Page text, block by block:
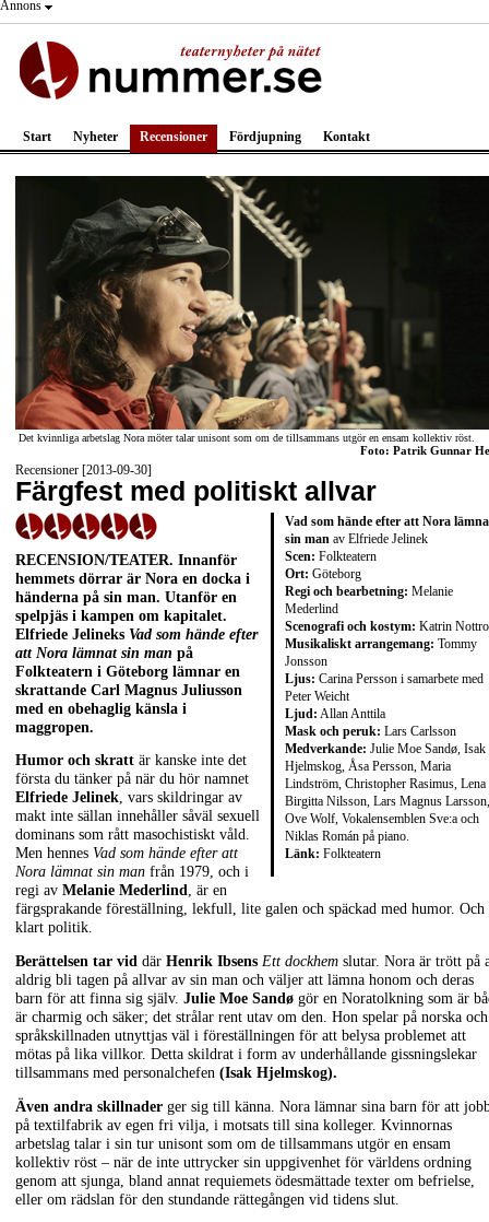
Annons
Start Nyheter Recensioner Fördjupning Kontakt
Det kvinnliga arbetslag Nora möter talar unisont som om de tillsammans utgör en ensam kollektiv röst.
Foto: Patrik Gunnar
Recensioner [2013-09-30]
Färgfest med politiskt allvar
Vad som hände efter att Nora
sin man av Elfriede Jelinek
Scen: Folkteatern
Ort: Göteborg
Regi och bearbetning: Melanie
Mederlind
Scenografi och kostym: Katrin
Musikaliskt arrangemang: Tommy
Jonsson
Ljus: Carina Persson i samarbete med
Peter Weicht
Ljud: Allan Anttila
Mask och peruk: Lars Carlsson
Medverkande: Julie Moe Sandø, Isak
Hjelmskog, Åsa Persson, Maria
Lindström, Christopher Rasimus, Lena
Birgitta Nilsson, Lars Magnus Larsson,
Ove Wolf, Vokalensemblen Sve:a och
Niklas Román på piano.
Länk: Folkteatern
RECENSION/TEATER. Innanför
hemmets dörrar är Nora en docka i
händerna på sin man. Utanför en
spelpjäs i kampen om kapitalet.
Elfriede Jelineks Vad som hände efter
att Nora lämnat sin man på
Folkteatern i Göteborg lämnar en
skrattande Carl Magnus Juliusson
med en obehaglig känsla i
maggropen.
Humor och skratt är kanske inte det
första du tänker på när du hör namnet
Elfriede Jelinek, vars skildringar av
makt inte sällan innehåller såväl sexuell
dominans som rått masochistiskt våld.
Men hennes Vad som hände efter att
Nora lämnat sin man från 1979, och i
regi av Melanie Mederlind, är en
färgsprakande föreställning, lekfull, lite galen och späckad med humor. Och
klart politik.
Berättelsen tar vid där Henrik Ibsens Ett dockhem slutar. Nora är trött på
aldrig bli tagen på allvar av sin man och väljer att lämna honom och deras
barn för att finna sig själv. Julie Moe Sandø gör en Noratolkning som är
är charmig och säker; det strålar rent utav om den. Hon spelar på norska och
språkskillnaden utnyttjas väl i föreställningen för att belysa problemet att
mötas på lika villkor. Detta skildrat i form av underhållande gissningslekar
tillsammans med personalchefen (Isak Hjelmskog).
Även andra skillnader ger sig till känna. Nora lämnar sina barn för att
på textilfabrik av egen fri vilja, i motsats till sina kolleger. Kvinnornas
arbetslag talar i sin tur unisont som om de tillsammans utgör en ensam
kollektiv röst – när de inte uttrycker sin uppgivenhet för världens ordning
genom att sjunga, bland annat requiemets ödesmättade texter om befrielse,
eller om rädslan för den stundande rättegången vid tidens slut.